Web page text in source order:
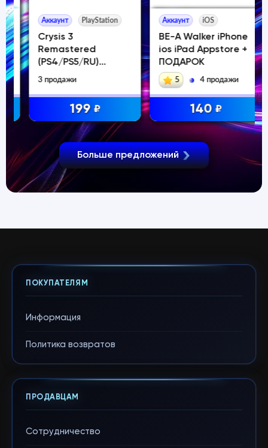
Аккаунт PlayStation
Crysis 3
Remastered
(PS4/PS5/RU)
(Аренда от 7 дней)
3 продажи
199 ₽
Аккаунт iOS
BE-A Walker iPhone
ios iPad Appstore +
ПОДАРОК
5 4 продажи
140 ₽
Больше предложений
ПОКУПАТЕЛЯМ
Информация
Политика возвратов
ПРОДАВЦАМ
Сотрудничество